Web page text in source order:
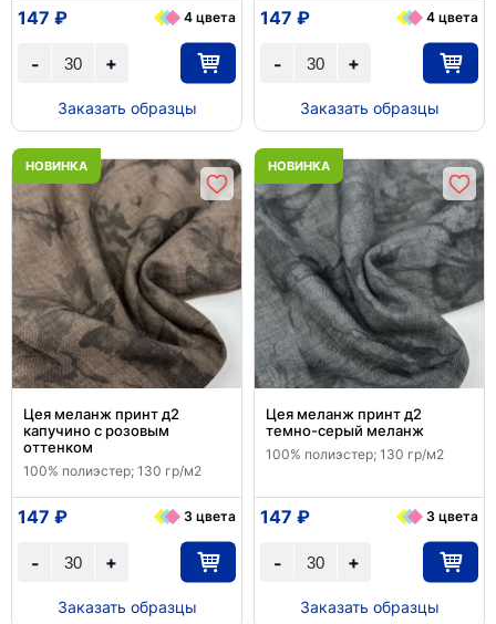
+
-
147 ₽ 4 цвета
Заказать образцы
+
-
147 ₽ 4 цвета
Заказать образцы
НОВИНКА
Цея меланж принт д2
капучино с розовым
оттенком
100% полиэстер; 130 гр/м2
+
-
147 ₽ 3 цвета
Заказать образцы
НОВИНКА
Цея меланж принт д2
темно-серый меланж
100% полиэстер; 130 гр/м2
+
-
147 ₽ 3 цвета
Заказать образцы